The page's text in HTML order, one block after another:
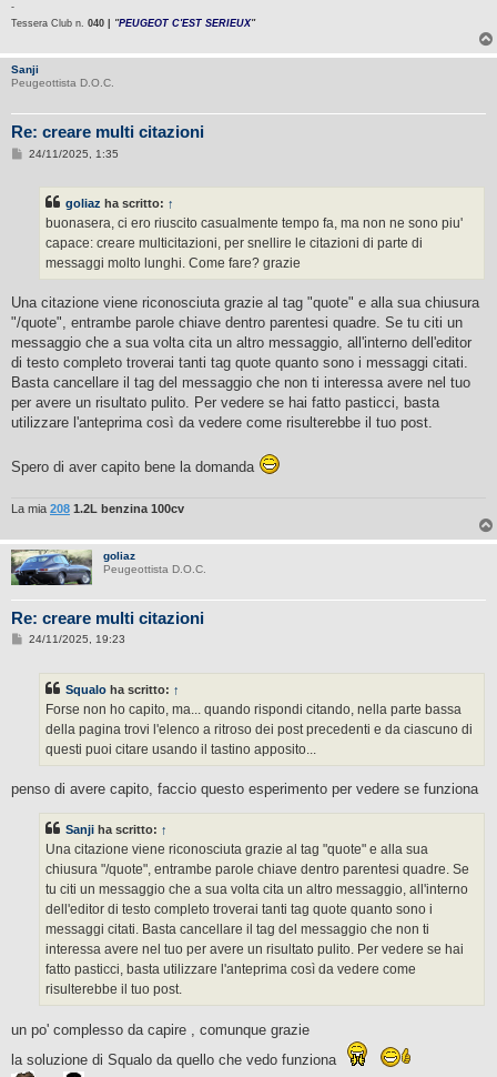
-
Tessera Club n. 040 | "PEUGEOT C'EST SERIEUX"
Sanji
Peugeottista D.O.C.
Re: creare multi citazioni
M24/11/2025, 1:35
goliaz ha scritto: ↑
buonasera, ci ero riuscito casualmente tempo fa, ma non ne sono piu'
capace: creare multicitazioni, per snellire le citazioni di parte di
messaggi molto lunghi. Come fare? grazie
Una citazione viene riconosciuta grazie al tag "quote" e alla sua chiusura
"/quote", entrambe parole chiave dentro parentesi quadre. Se tu citi un
messaggio che a sua volta cita un altro messaggio, all'interno dell'editor
di testo completo troverai tanti tag quote quanto sono i messaggi citati.
Basta cancellare il tag del messaggio che non ti interessa avere nel tuo
per avere un risultato pulito. Per vedere se hai fatto pasticci, basta
utilizzare l'anteprima così da vedere come risulterebbe il tuo post.
Spero di aver capito bene la domanda
La mia 208 1.2L benzina 100cv
goliaz
Peugeottista D.O.C.
Re: creare multi citazioni
M24/11/2025, 19:23
Squalo ha scritto: ↑
Forse non ho capito, ma... quando rispondi citando, nella parte bassa
della pagina trovi l'elenco a ritroso dei post precedenti e da ciascuno di
questi puoi citare usando il tastino apposito...
penso di avere capito, faccio questo esperimento per vedere se funziona
Sanji ha scritto: ↑
Una citazione viene riconosciuta grazie al tag "quote" e alla sua
chiusura "/quote", entrambe parole chiave dentro parentesi quadre. Se
tu citi un messaggio che a sua volta cita un altro messaggio, all'interno
dell'editor di testo completo troverai tanti tag quote quanto sono i
messaggi citati. Basta cancellare il tag del messaggio che non ti
interessa avere nel tuo per avere un risultato pulito. Per vedere se hai
fatto pasticci, basta utilizzare l'anteprima così da vedere come
risulterebbe il tuo post.
un po' complesso da capire , comunque grazie
la soluzione di Squalo da quello che vedo funziona